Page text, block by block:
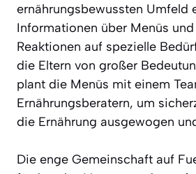
ernährungsbewussten Umfeld
Informationen über Menüs
Reaktionen auf spezielle
die Eltern von großer
plant die Menüs mit einem
Ernährungsberatern, um
die Ernährung ausgewogen
Die enge Gemeinschaft auf